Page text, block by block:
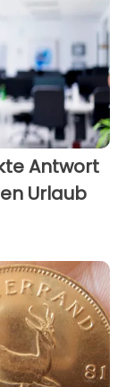
Antwort
Urlaub